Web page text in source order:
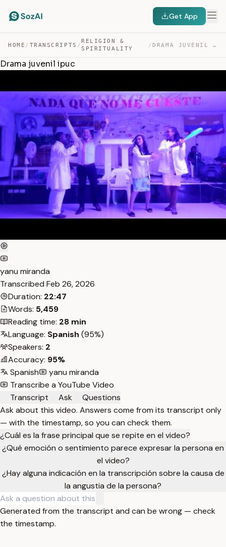
Get App
HOME / TRANSCRIPTS /
RELIGION &
SPIRITUALITY
/ DRAMA JUVENIL IPUC — TRANSCRIPT
Drama juvenil ipuc
yanu miranda
Transcribed Feb 26, 2026
Duration: 22:47
Words: 5,459
Reading time: 28 min
Language: Spanish (95%)
Speakers: 2
Accuracy: 95%
Spanish
yanu miranda
Transcribe a YouTube Video
Transcript
Ask
Questions
Ask about this video. Answers come from its transcript only
— with the timestamp, so you can check them.
¿Cuál es la frase principal que se repite en el video?
¿Qué emoción o sentimiento parece expresar la persona en
el video?
¿Hay alguna indicación en la transcripción sobre la causa de
la angustia de la persona?
Generated from the transcript and can be wrong — check
the timestamp.